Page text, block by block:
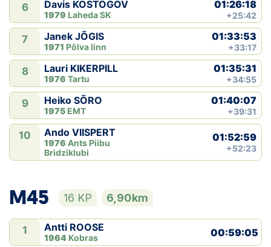
6 Davis KOSTÕGOV
1979 Laheda SK
01:26:18
+25:42
7 Janek JÕGIS
1971 Põlva linn
01:33:53
+33:17
8 Lauri KIKERPILL
1976 Tartu
01:35:31
+34:55
9 Heiko SÕRO
1975 EMT
01:40:07
+39:31
10 Ando VIISPERT
1976 Ants Piibu
Bridziklubi
01:52:59
+52:23
M45 16 KP 6,90km
1 Antti ROOSE
1964 Kobras 00:59:05